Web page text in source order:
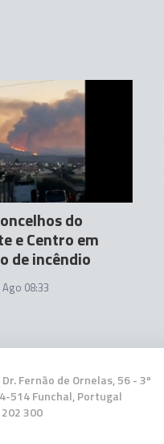
do
e Centro em
de incêndio
Ago 08:33
Dr. Fernão de Ornelas, 56 - 3º
514 Funchal, Portugal
300